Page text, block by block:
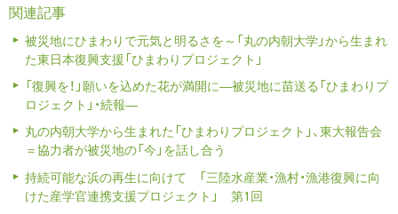
関連記事
被災地にひまわりで元気と明るさを～「丸の内朝大学」から生まれ
た東日本復興支援「ひまわりプロジェクト」
「復興を！」願いを込めた花が満開に―被災地に苗送る「ひまわりプ
ロジェクト」・続報―
丸の内朝大学から生まれた「ひまわりプロジェクト」、東大報告会
＝協力者が被災地の「今」を話し合う
持続可能な浜の再生に向けて 「三陸水産業・漁村・漁港復興に向
けた産学官連携支援プロジェクト」 第1回